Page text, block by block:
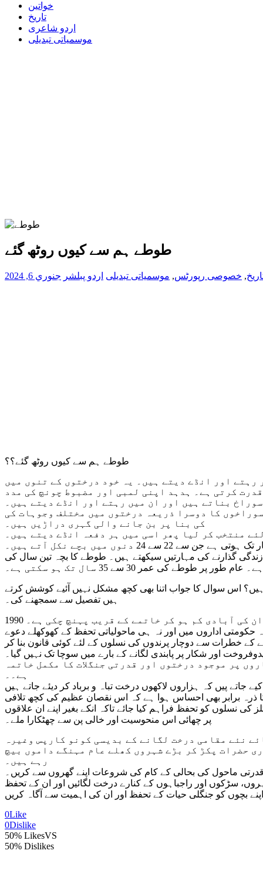
خواتین
تاریخ
اردو شاعری
موسمیاتی تبدیلی
طوطے ہم سے کیوں روٹھ گئے
, خصوصی رپورٹس, موسمیاتی تبدیلی اردو پبلشر جنوري 6, 2024
طوطے ہم سے کیوں روٹھ گئے؟؟
اور انڈے دیتے ہیں۔ یہ خود درختوں کے تنوں میں
کرتی ہے۔ ہدہد اپنی لمبی اور مضبوط چونچ کی مدد
بناتے ہیں اور ان میں رہتے اور انڈے دیتے ہیں۔
کا دوسرا ذریعہ درختوں میں مختلف وجوہات کی
کی بنا پر بن جانے والی گہری دراڑیں ہیں۔
منتخب کر لیا پھر اسی میں ہر دفعہ انڈے دیتے ہیں۔
دنوں میں بچے نکل آتے ہیں۔
گذارنے کی مہارتیں سیکھتے ہیں۔ طوطے کا بچہ تین سال کی
پر طوطے کی عمر 30 سے 35 سال تک ہو سکتی ہے۔
اس سوال کا جواب اتنا بھی کچھ مشکل نہیں آئیے کوشش کرتے
ہیں تفصیل سے سمجھنے کی۔
اداروں میں اور نہ ہی ماحولیاتی تحفظ کے کھوکھلے دعوے
کے خطرات سے دوچار پرندوں کی نسلوں کے لئے کوئی قانون بنا کر
اور شکار پر پابندی لگانے کے بارے میں سوچا تک نہیں گیا۔
پر موجود درختوں اور قدرتی جنگلات کا مکمل خاتمہ
ہے۔۔
پیں کہ ہزاروں لاکھوں درخت تباہ و برباد کر دیئے جاتے ہیں
ذرہ برابر بھی احساس ہوا ہے کہ اس نقصان عظیم کی کچھ تلافی
نسلوں کو تحفظ فراہم کیا جائے تاکہ انکے بغیر اپنے ان علاقوں
پر چھائی اس منحوسیت اور خالی پن سے چھٹکارا ملے۔
نئے مقامی درخت لگانے کے بدیسی کونو کارپس وغیرہ
حضرات پکڑ کر بڑے شہروں کھلے عام مہنگے داموں بیچ
رہے ہیں۔
ماحول کی بحالی کے کام کی شروعات اپنے گھروں سے کریں۔
سڑکوں اور راجباہوں کے کنارے درخت لگائیں اور ان کے تحفظ
0Like
0Dislike
50% LikesVS
50% Dislikes